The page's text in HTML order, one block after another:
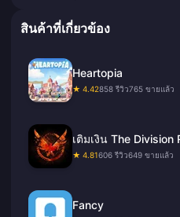
สินค้าที่เกี่ยวข้อง
Heartopia
★ 4.42858 รีวิว765 ขายแล้ว
เติมเงิน The Division
★ 4.81606 รีวิว649 ขายแล้ว
Fancy